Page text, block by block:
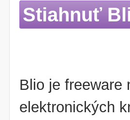
Stiahnuť
Blio je freeware
elektronických